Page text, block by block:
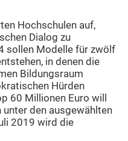
Hochschulen auf,
Dialog zu
sollen Modelle für zwölf
in denen die
Bildungsraum
Hürden
60 Millionen Euro will
den ausgewählten
2019 wird die